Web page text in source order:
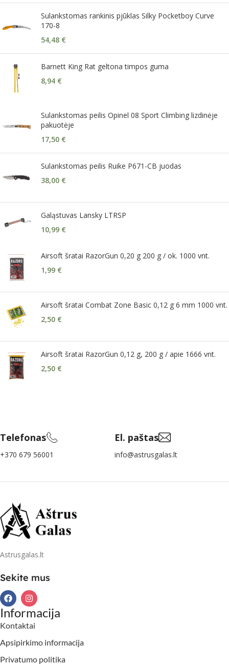
Sulankstomas rankinis pjūklas Silky Pocketboy Curve
170-8
54,48 €
Barnett King Rat geltona timpos guma
8,94 €
Sulankstomas peilis Opinel 08 Sport Climbing lizdinėje
pakuotėje
17,50 €
Sulankstomas peilis Ruike P671-CB juodas
38,00 €
Galąstuvas Lansky LTRSP
10,99 €
Airsoft šratai RazorGun 0,20 g 200 g / ok. 1000 vnt.
1,99 €
Airsoft šratai Combat Zone Basic 0,12 g 6 mm 1000 vnt.
2,50 €
Airsoft šratai RazorGun 0,12 g, 200 g / apie 1666 vnt.
2,50 €
Telefonas
+370 679 56001
El. paštas
info@astrusgalas.lt
Astrusgalas.lt
Sekite mus
Informacija
Kontaktai
Apsipirkimo informacija
Privatumo politika